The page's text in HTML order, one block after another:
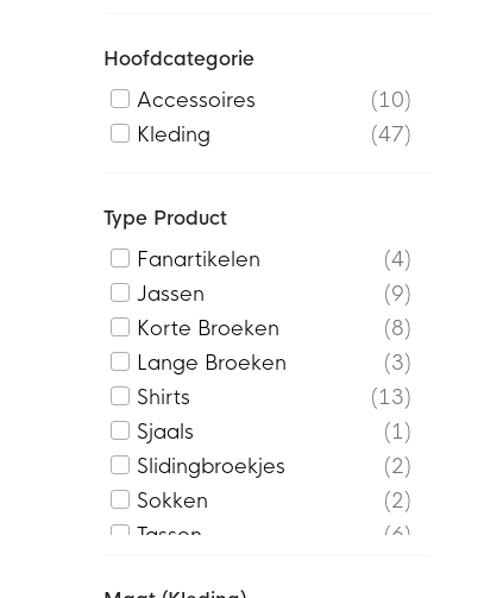
Hoofdcategorie
Accessoires
10
Kleding
47
Type Product
Fanartikelen
4
Jassen
9
Korte Broeken
8
Lange Broeken
3
Shirts
13
Sjaals
1
Slidingbroekjes
2
Sokken
2
Tassen
6